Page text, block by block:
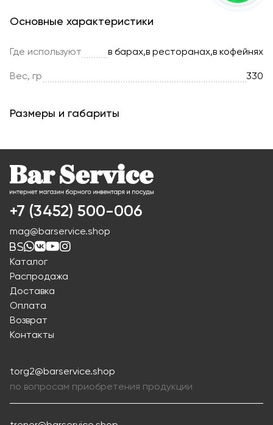
Основные характеристики
Где используют в барах,в ресторанах,в кофейнях
Вес, гр 330
Размеры и габариты
+7 (3452) 500-006
mag@barservice.shop
Каталог
Распродажа
Доставка
Оплата
Возврат
Контакты
torg2@barservice.shop
по вопросам приобретения продукции